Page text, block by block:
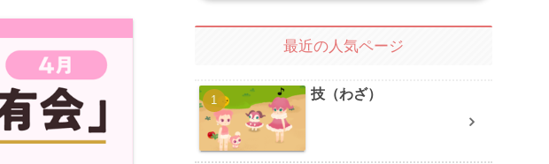
最近の人気ページ
技（わざ）